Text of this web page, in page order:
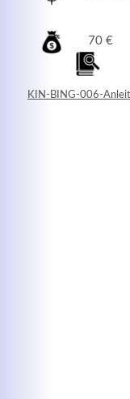
70 €
KIN-BING-006-